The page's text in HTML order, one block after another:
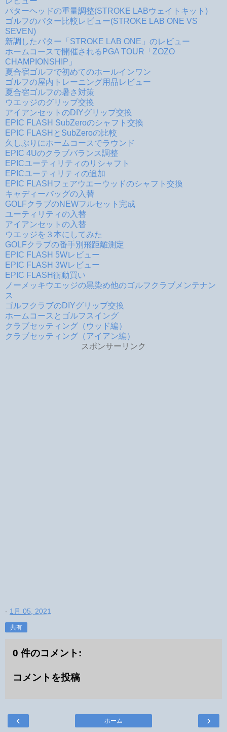
パターヘッドの重量調整(STROKE LABウェイトキット)
ゴルフのパター比較レビュー(STROKE LAB ONE VS
SEVEN)
新調したパター「STROKE LAB ONE」のレビュー
ホームコースで開催されるPGA TOUR「ZOZO
CHAMPIONSHIP」
夏合宿ゴルフで初めてのホールインワン
ゴルフの屋内トレーニング用品レビュー
夏合宿ゴルフの暑さ対策
ウエッジのグリップ交換
アイアンセットのDIYグリップ交換
EPIC FLASH SubZeroのシャフト交換
EPIC FLASHとSubZeroの比較
久しぶりにホームコースでラウンド
EPIC 4Uのクラブバランス調整
EPICユーティリティのリシャフト
EPICユーティリティの追加
EPIC FLASHフェアウエーウッドのシャフト交換
キャディーバッグの入替
GOLFクラブのNEWフルセット完成
ユーティリティの入替
アイアンセットの入替
ウエッジを３本にしてみた
GOLFクラブの番手別飛距離測定
EPIC FLASH 5Wレビュー
EPIC FLASH 3Wレビュー
EPIC FLASH衝動買い
ノーメッキウエッジの黒染め他のゴルフクラブメンテナン
ス
ゴルフクラブのDIYグリップ交換
ホームコースとゴルフスイング
クラブセッティング（ウッド編）
クラブセッティング（アイアン編）
スポンサーリンク
- 1月 05, 2021
共有
0 件のコメント:
コメントを投稿
‹ ›
ホーム